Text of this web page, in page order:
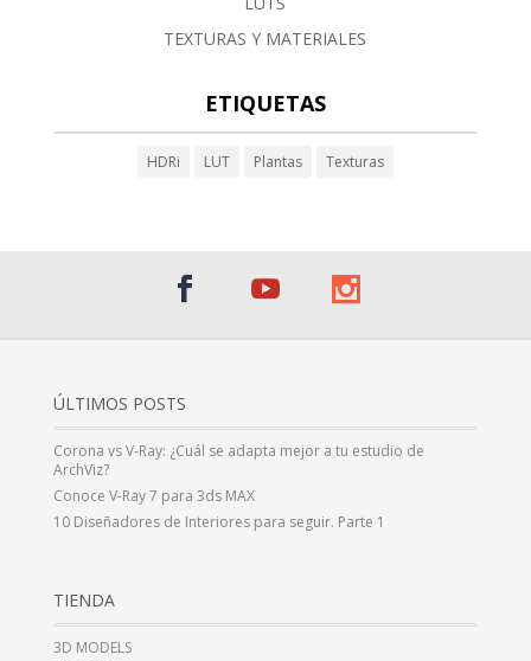
TEXTURAS Y MATERIALES
ETIQUETAS
HDRi LUT Plantas Texturas
ÚLTIMOS POSTS
Corona vs V-Ray: ¿Cuál se adapta mejor a tu estudio de
ArchViz?
Conoce V-Ray 7 para 3ds MAX
10 Diseñadores de Interiores para seguir. Parte 1
TIENDA
3D MODELS